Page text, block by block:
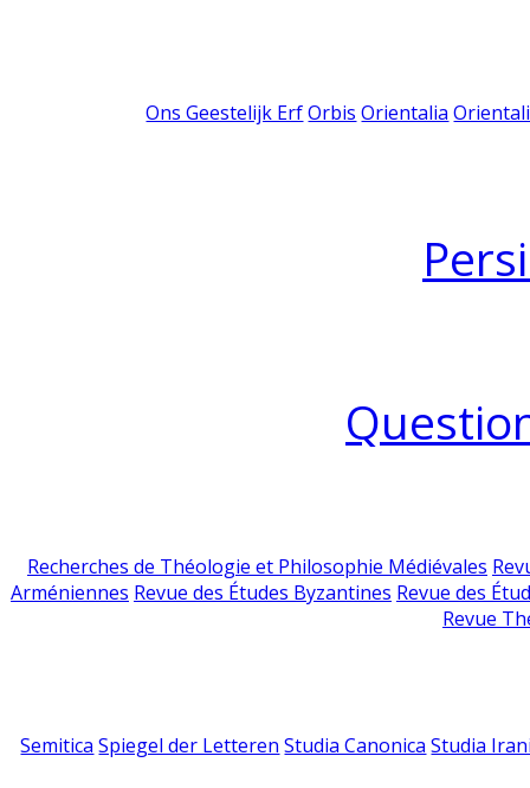
Ons Geestelijk Erf Orbis Orientalia
Recherches de Théologie et Philosophie Médiévales
Arméniennes Revue des Études Byzantines Revue des
Revue
Semitica Spiegel der Letteren Studia Canonica Studia